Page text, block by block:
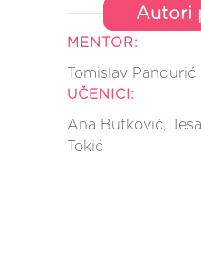
Autori
MENTOR:
Tomislav Pandurić
UČENICI:
Ana Butković,
Tokić